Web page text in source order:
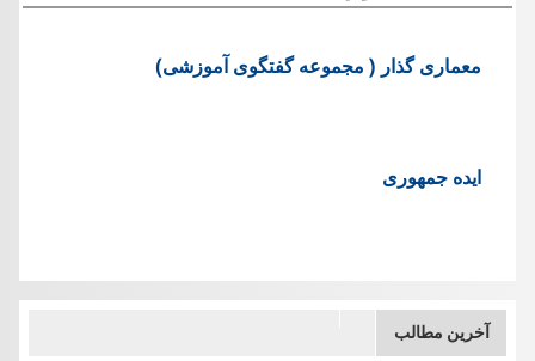
معماری گذار ( مجموعه گفتگوی آموزشی)
ایده جمهوری
آخرین مطالب